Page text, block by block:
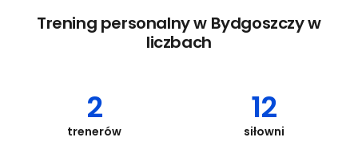
Trening personalny w Bydgoszczy w
liczbach
2
trenerów
12
siłowni